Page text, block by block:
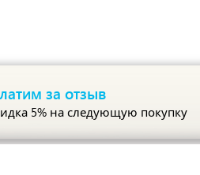
за отзыв
5% на следующую покупку